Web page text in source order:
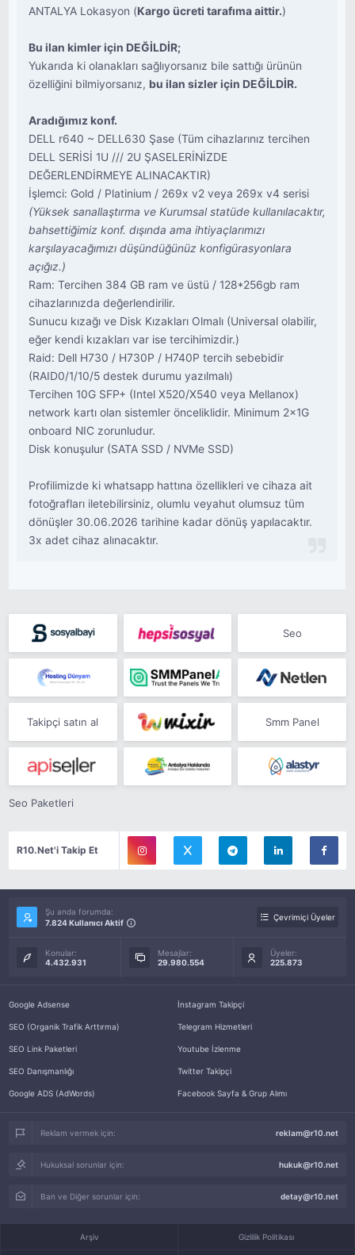
ANTALYA Lokasyon (Kargo ücreti tarafıma aittir.)
Bu ilan kimler için DEĞİLDİR;
Yukarıda ki olanakları sağlıyorsanız bile sattığı ürünün
özelliğini bilmiyorsanız, bu ilan sizler için DEĞİLDİR.
Aradığımız konf.
DELL r640 ~ DELL630 Şase (Tüm cihazlarınız tercihen
DELL SERİSİ 1U /// 2U ŞASELERİNİZDE
DEĞERLENDİRMEYE ALINACAKTIR)
İşlemci: Gold / Platinium / 269x v2 veya 269x v4 serisi
(Yüksek sanallaştırma ve Kurumsal statüde kullanılacaktır,
bahsettiğimiz konf. dışında ama ihtiyaçlarımızı
karşılayacağımızı düşündüğünüz konfigürasyonlara
açığız.)
Ram: Tercihen 384 GB ram ve üstü / 128*256gb ram
cihazlarınızda değerlendirilir.
Sunucu kızağı ve Disk Kızakları Olmalı (Universal olabilir,
eğer kendi kızakları var ise tercihimizdir.)
Raid: Dell H730 / H730P / H740P tercih sebebidir
(RAID0/1/10/5 destek durumu yazılmalı)
Tercihen 10G SFP+ (Intel X520/X540 veya Mellanox)
network kartı olan sistemler önceliklidir. Minimum 2x1G
onboard NIC zorunludur.
Disk konuşulur (SATA SSD / NVMe SSD)
Profilimizde ki whatsapp hattına özellikleri ve cihaza ait
fotoğrafları iletebilirsiniz, olumlu veyahut olumsuz tüm
dönüşler 30.06.2026 tarihine kadar dönüş yapılacaktır.
3x adet cihaz alınacaktır.
Seo
Takipçi satın al Smm Panel
Seo Paketleri
R10.Net'i Takip Et
Şu anda forumda:
7.824 Kullanıcı Aktif
Çevrimiçi Üyeler
Konular:
4.432.931
Mesajlar:
29.980.554
Üyeler:
225.873
Google Adsense
SEO (Organik Trafik Arttırma)
SEO Link Paketleri
SEO Danışmanlığı
Google ADS (AdWords)
İnstagram Takipçi
Telegram Hizmetleri
Youtube İzlenme
Twitter Takipçi
Facebook Sayfa & Grup Alımı
Reklam vermek için: reklam@r10.net
Hukuksal sorunlar için: hukuk@r10.net
Ban ve Diğer sorunlar için: detay@r10.net
Arşiv Gizlilik Politikası